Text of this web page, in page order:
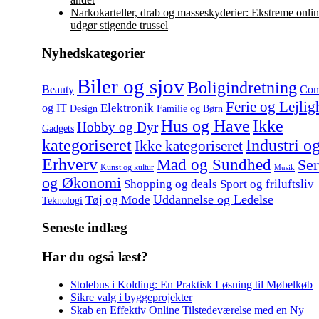
Narkokarteller, drab og masseskyderier: Ekstreme
udgør stigende trussel
Nyhedskategorier
Beauty Biler og sjovBoligindretning
og IT Design Elektronik Familie og Børn Ferie og
Gadgets Hobby og DyrHus og Have Ikke
kategoriseretIkke kategoriseret Industri og
Erhverv Kunst og kultur Mad og Sundhed Musik
og Økonomi Shopping og deals Sport og friluftsliv
Teknologi Tøj og Mode Uddannelse og Ledelse
Seneste indlæg
Har du også læst?
Stolebus i Kolding: En Praktisk Løsning til Møbelkøb
Sikre valg i byggeprojekter
Skab en Effektiv Online Tilstedeværelse med en Ny